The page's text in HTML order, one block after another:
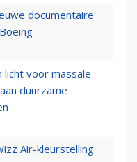
documentaire
voor massale
duurzame
Air-kleurstelling